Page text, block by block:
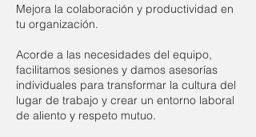
Mejora la colaboración y productividad en
tu organización.
Acorde a las necesidades del equipo,
facilitamos sesiones y damos asesorías
individuales para transformar la cultura del
lugar de trabajo y crear un entorno laboral
de aliento y respeto mutuo.